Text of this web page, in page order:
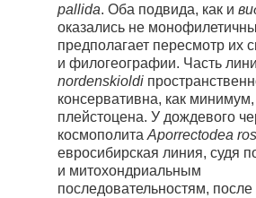
pallida. Оба подвида, как и
оказались не
предполагает пересмотр их
и филогеографии. Часть
nordenskioldi
консервативна, как
плейстоцена. У дождевого
космополита Aporrectodea
евросибирская линия, судя
и митохондриальным
последовательностям, после